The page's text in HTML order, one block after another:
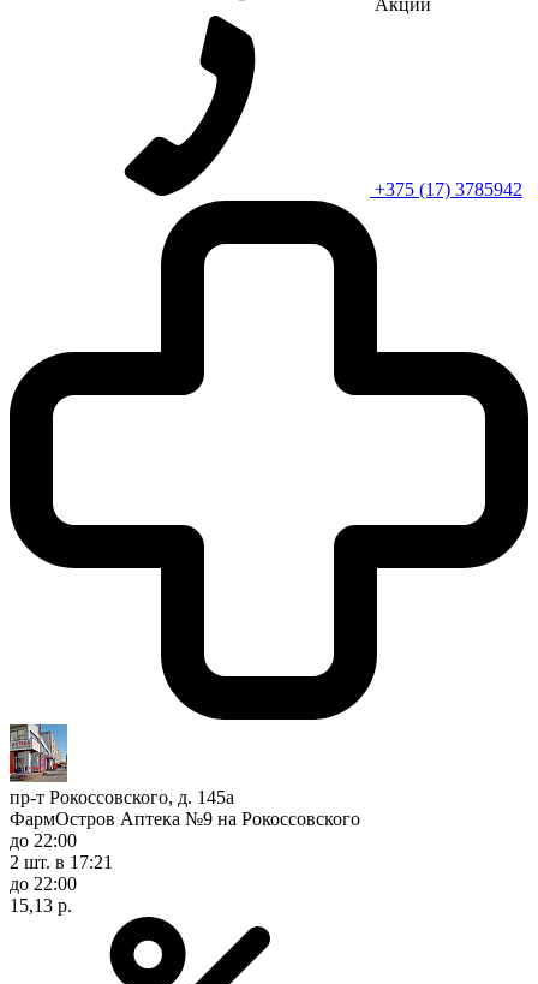
+375 (17) 3785942
пр-т Рокоссовского, д. 145а
ФармОстров Аптека №9 на Рокоссовского
до 22:00
2 шт. в 17:21
до 22:00
15,13 р.